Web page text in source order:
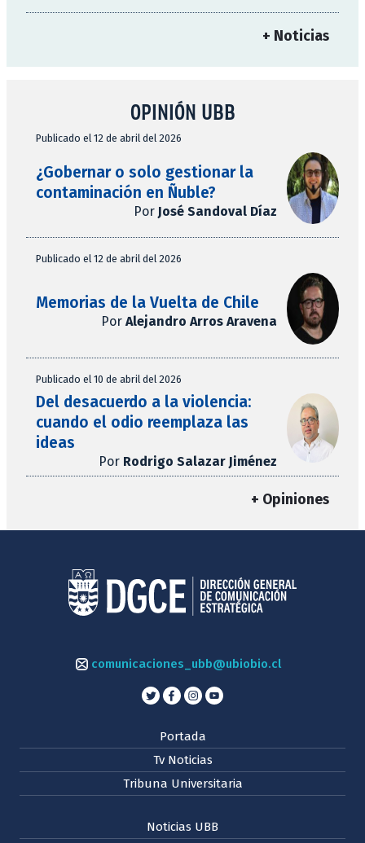
+ Noticias
OPINIÓN UBB
Publicado el 12 de abril del 2026
¿Gobernar o solo gestionar la
contaminación en Ñuble?
Por José Sandoval Díaz
Publicado el 12 de abril del 2026
Memorias de la Vuelta de Chile
Por Alejandro Arros Aravena
Publicado el 10 de abril del 2026
Del desacuerdo a la violencia:
cuando el odio reemplaza las
ideas
Por Rodrigo Salazar Jiménez
+ Opiniones
comunicaciones_ubb@ubiobio.cl
Portada
Tv Noticias
Tribuna Universitaria
Noticias UBB